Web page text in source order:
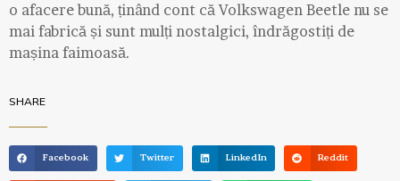
o afacere bună, ținând cont că Volkswagen Beetle nu se
mai fabrică și sunt mulți nostalgici, îndrăgostiți de
mașina faimoasă.
SHARE
Facebook Twitter LinkedIn Reddit